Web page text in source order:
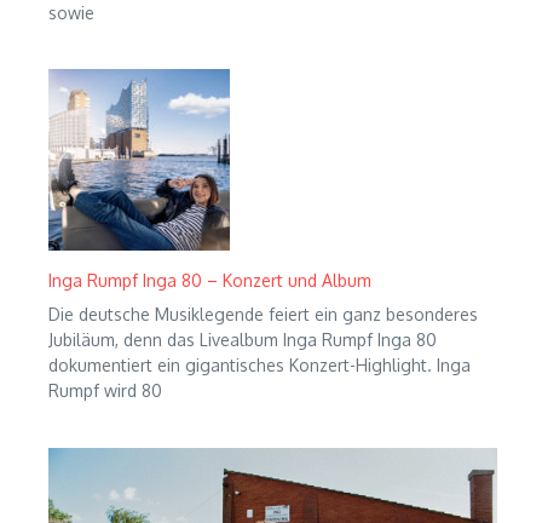
sowie
Inga Rumpf Inga 80 – Konzert und Album
Die deutsche Musiklegende feiert ein ganz besonderes
Jubiläum, denn das Livealbum Inga Rumpf Inga 80
dokumentiert ein gigantisches Konzert-Highlight. Inga
Rumpf wird 80